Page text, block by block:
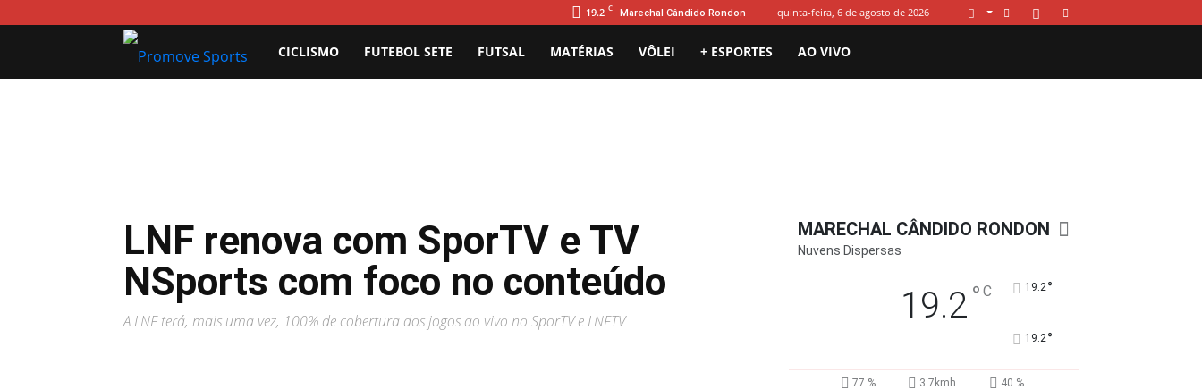
19.2 C Marechal Cândido Rondon quinta-feira, 6 de agosto de 2026
Promove
CICLISMO FUTEBOL SETE FUTSAL MATÉRIAS VÔLEI + ESPORTES AO VIVO
LNF renova com SporTV e TV
NSports com foco no conteúdo
A LNF terá, mais uma vez, 100% de cobertura dos jogos ao vivo no SporTV e LNFTV
MARECHAL CÂNDIDO RONDON
Nuvens Dispersas
19.2 ° C 19.2°
19.2°
77 % 3.7kmh 40 %